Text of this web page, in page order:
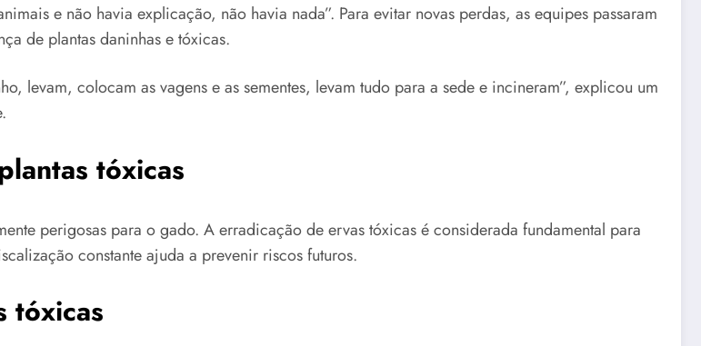
e não havia explicação, não havia nada”. Para evitar novas perdas, as equipes passaram
de plantas daninhas e tóxicas.
levam, colocam as vagens e as sementes, levam tudo para a sede e incineram”, explicou um
tóxicas
perigosas para o gado. A erradicação de ervas tóxicas é considerada fundamental para
constante ajuda a prevenir riscos futuros.
tóxicas